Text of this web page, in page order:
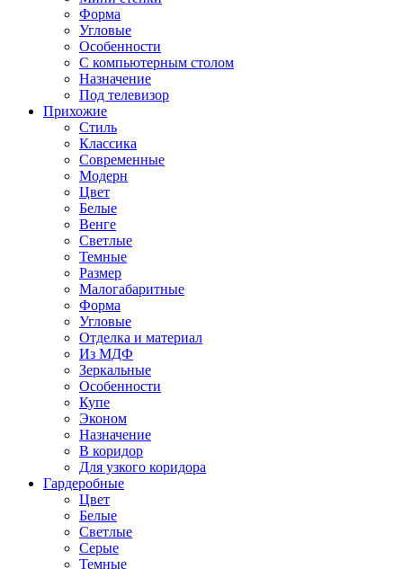
Форма
Угловые
Особенности
С компьютерным столом
Назначение
Под телевизор
Прихожие
Стиль
Классика
Современные
Модерн
Цвет
Белые
Венге
Светлые
Темные
Размер
Малогабаритные
Форма
Угловые
Отделка и материал
Из МДФ
Зеркальные
Особенности
Купе
Эконом
Назначение
В коридор
Для узкого коридора
Гардеробные
Цвет
Белые
Светлые
Серые
Темные